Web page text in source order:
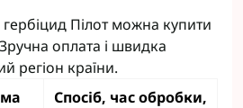
Пілот можна купити
оплата і швидка
регіон країни.
Спосіб, час обробки,